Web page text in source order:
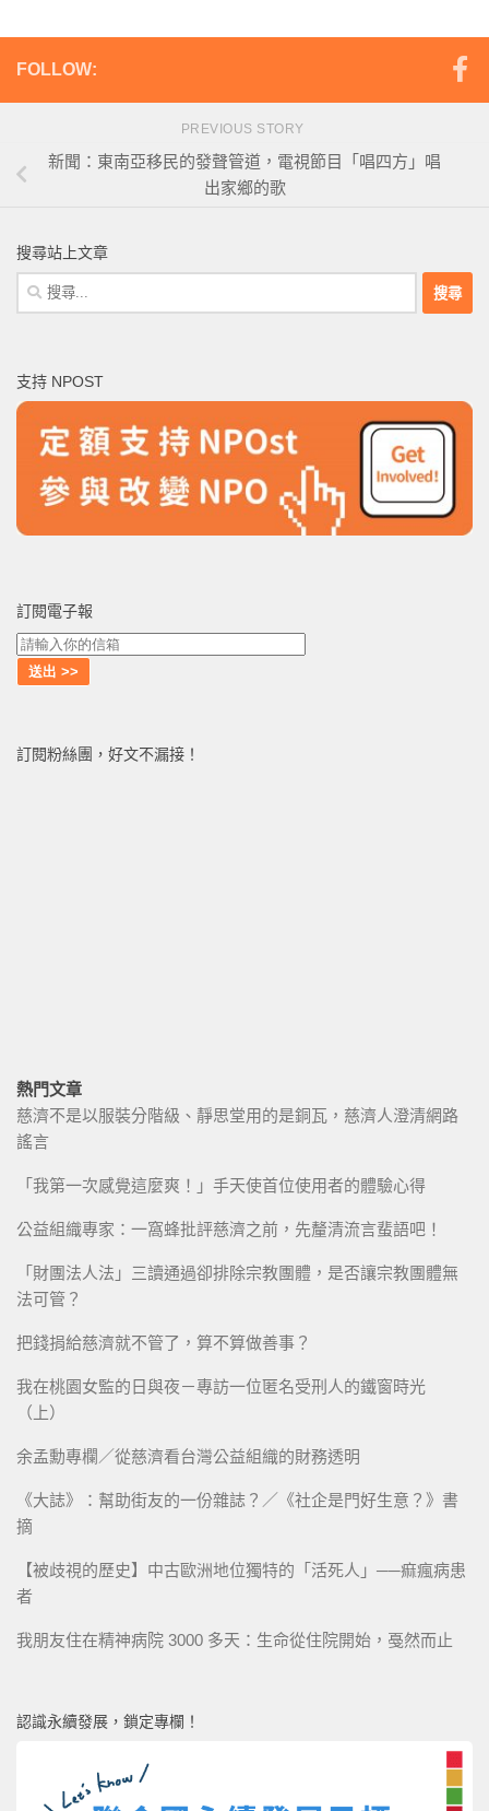
FOLLOW:
PREVIOUS STORY
新聞：東南亞移民的發聲管道，電視節目「唱四方」唱
出家鄉的歌
搜尋站上文章
搜
尋
字:
支持 NPOST
訂閱電子報
訂閱粉絲團，好文不漏接！
熱門文章
慈濟不是以服裝分階級、靜思堂用的是銅瓦，慈濟人澄清網路
謠言
「我第一次感覺這麼爽！」手天使首位使用者的體驗心得
公益組織專家：一窩蜂批評慈濟之前，先釐清流言蜚語吧！
「財團法人法」三讀通過卻排除宗教團體，是否讓宗教團體無
法可管？
把錢捐給慈濟就不管了，算不算做善事？
我在桃園女監的日與夜－專訪一位匿名受刑人的鐵窗時光
（上）
余孟勳專欄／從慈濟看台灣公益組織的財務透明
《大誌》：幫助街友的一份雜誌？／《社企是門好生意？》書
摘
【被歧視的歷史】中古歐洲地位獨特的「活死人」──痲瘋病患
者
我朋友住在精神病院 3000 多天：生命從住院開始，戞然而止
認識永續發展，鎖定專欄！